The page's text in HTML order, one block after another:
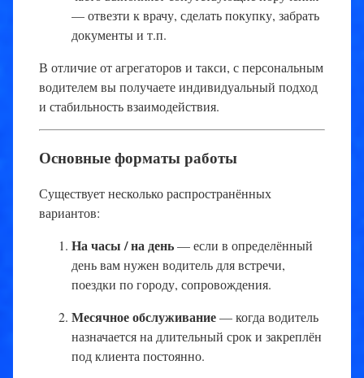
— отвезти к врачу, сделать покупку, забрать
документы и т.п.
В отличие от агрегаторов и такси, с персональным
водителем вы получаете индивидуальный подход
и стабильность взаимодействия.
Основные форматы работы
Существует несколько распространённых
вариантов:
На часы / на день— если в определённый
день вам нужен водитель для встречи,
поездки по городу, сопровождения.
Месячное обслуживание— когда водитель
назначается на длительный срок и закреплён
под клиента постоянно.